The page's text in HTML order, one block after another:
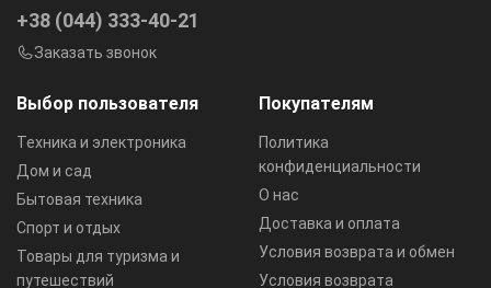
Выбор пользователя
Техника и электроника
Дом и сад
Бытовая техника
Спорт и отдых
Товары для туризма и
путешествий
Покупателям
Политика
конфиденциальности
О нас
Доставка и оплата
Условия возврата и обмен
Условия возврата
+38 (044) 333-40-21
Заказать звонок